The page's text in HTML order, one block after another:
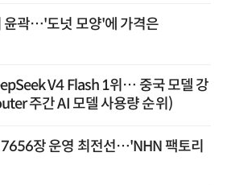
윤곽…'도넛 모양'에 가격은
V4 Flash 1위… 중국 모델 강
주간 AI 모델 사용량 순위)
7656장 운영 최전선…'NHN 팩토리